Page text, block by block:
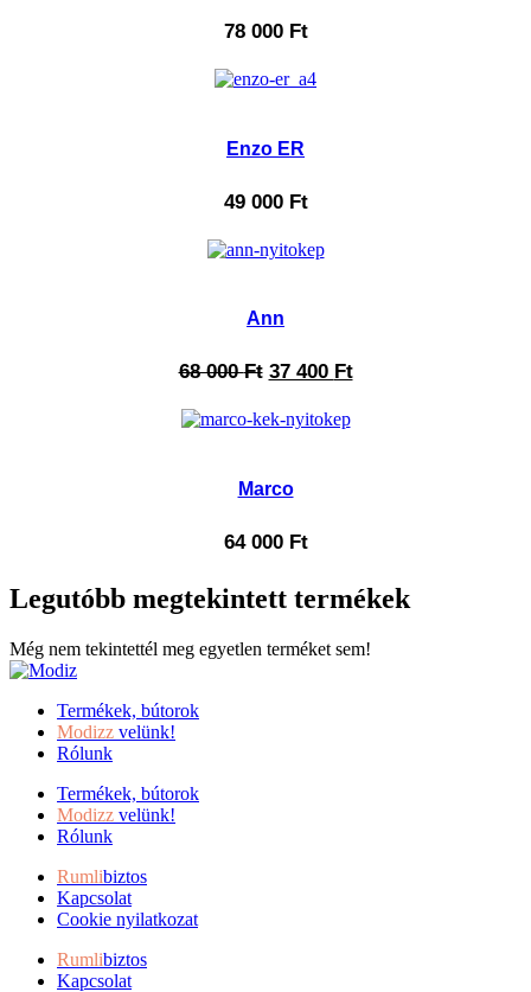
78 000 Ft
Enzo ER
49 000 Ft
Ann
68 000Ft 37 400 Ft
Marco
64 000 Ft
Legutóbb megtekintett termékek
Még nem tekintettél meg egyetlen terméket sem!
Termékek, bútorok
Modizz velünk!
Rólunk
Termékek, bútorok
Modizz velünk!
Rólunk
Rumlibiztos
Kapcsolat
Cookie nyilatkozat
Rumlibiztos
Kapcsolat